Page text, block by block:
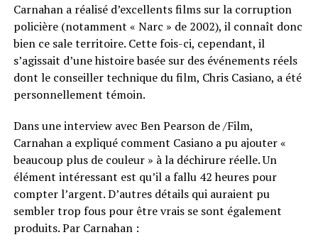
Carnahan a réalisé d’excellents films sur la corruption
policière (notamment « Narc » de 2002), il connaît donc
bien ce sale territoire. Cette fois-ci, cependant, il
s’agissait d’une histoire basée sur des événements réels
dont le conseiller technique du film, Chris Casiano, a été
personnellement témoin.
Dans une interview avec Ben Pearson de /Film,
Carnahan a expliqué comment Casiano a pu ajouter «
beaucoup plus de couleur » à la déchirure réelle. Un
élément intéressant est qu’il a fallu 42 heures pour
compter l’argent. D’autres détails qui auraient pu
sembler trop fous pour être vrais se sont également
produits. Par Carnahan :